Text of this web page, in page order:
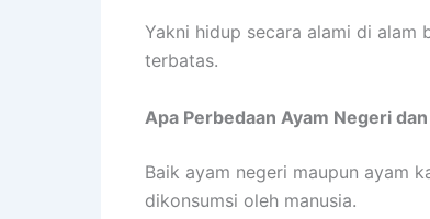
Yakni hidup secara alami di
terbatas.
Apa Perbedaan Ayam Negeri
Baik ayam negeri maupun ayam
dikonsumsi oleh manusia.